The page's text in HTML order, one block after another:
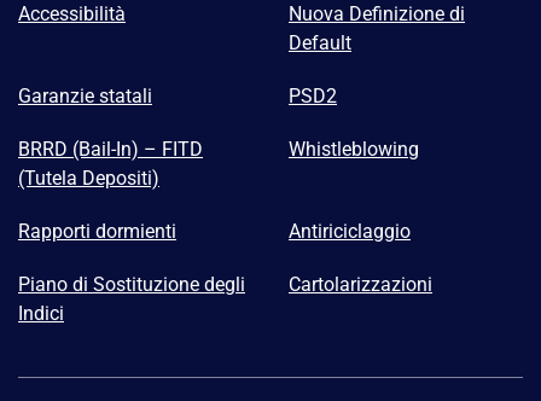
Accessibilità
Nuova Definizione di
Default
Garanzie statali PSD2
BRRD (Bail-In) – FITD
(Tutela Depositi)
Whistleblowing
Rapporti dormienti Antiriciclaggio
Piano di Sostituzione degli
Indici
Cartolarizzazioni